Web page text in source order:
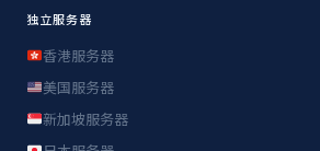
独立服务器
香港服务器
美国服务器
新加坡服务器